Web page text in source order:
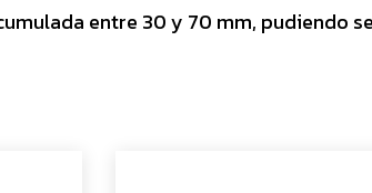
entre 30 y 70 mm, pudiendo